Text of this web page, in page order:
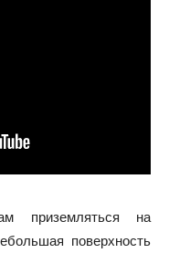
приземляться на
поверхность